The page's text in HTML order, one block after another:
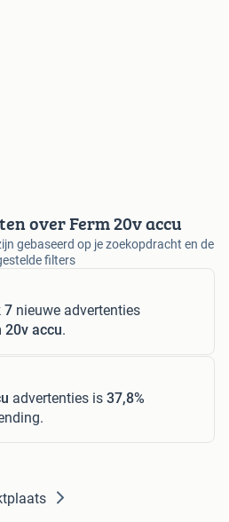
over Ferm 20v accu
gebaseerd op je zoekopdracht en de
filters
7 nieuwe advertenties
20v accu.
advertenties is 37,8%